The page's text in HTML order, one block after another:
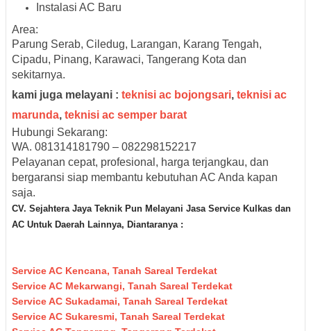
Instalasi AC Baru
Area:
Parung Serab, Ciledug, Larangan, Karang Tengah,
Cipadu, Pinang, Karawaci, Tangerang Kota dan
sekitarnya.
kami juga melayani : teknisi ac bojongsari, teknisi ac
marunda, teknisi ac semper barat
Hubungi Sekarang:
WA. 081314181790 – 082298152217
Pelayanan cepat, profesional, harga terjangkau, dan
bergaransi siap membantu kebutuhan AC Anda kapan
saja.
CV. Sejahtera Jaya Teknik Pun Melayani Jasa Service Kulkas dan
AC Untuk Daerah Lainnya, Diantaranya :
Service AC Kencana, Tanah Sareal Terdekat
Service AC Mekarwangi, Tanah Sareal Terdekat
Service AC Sukadamai, Tanah Sareal Terdekat
Service AC Sukaresmi, Tanah Sareal Terdekat